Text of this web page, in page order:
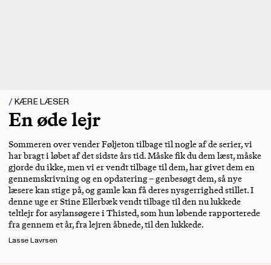
KÆRE LÆSER
En øde lejr
Sommeren over vender Føljeton tilbage til nogle af de serier, vi
har bragt i løbet af det sidste års tid. Måske fik du dem læst, måske
gjorde du ikke, men vi er vendt tilbage til dem, har givet dem en
gennemskrivning og en opdatering – genbesøgt dem, så nye
læsere kan stige på, og gamle kan få deres nysgerrighed stillet. I
denne uge er Stine Ellerbæk vendt tilbage til den nu lukkede
teltlejr for asylansøgere i Thisted, som hun løbende rapporterede
fra gennem et år, fra lejren åbnede, til den lukkede.
Lasse Lavrsen